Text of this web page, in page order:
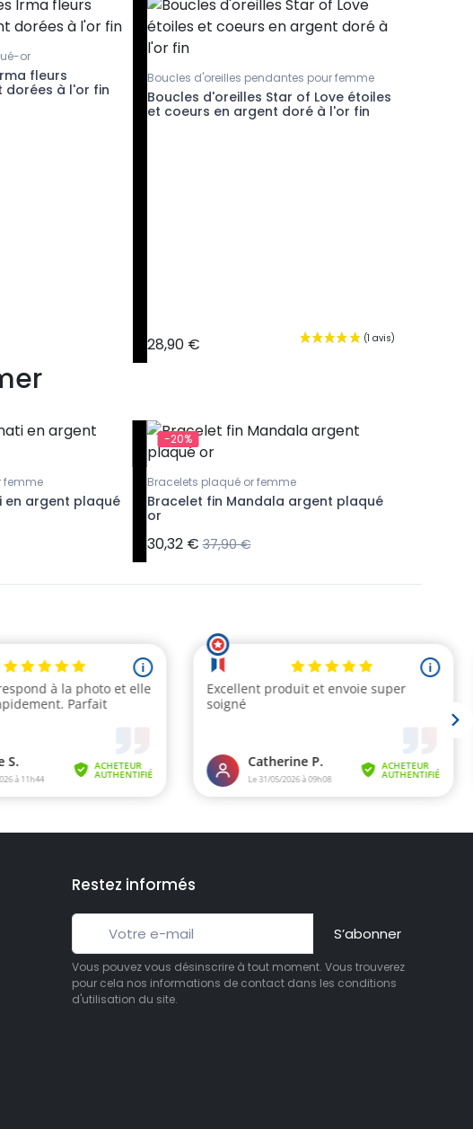
or
fleurs
dorées à l'or fin
Boucles d'oreilles pendantes pour femme
Boucles d'oreilles Star of Love étoiles
et coeurs en argent doré à l'or fin
28,90 €
femme
en argent plaqué
-20%
Bracelets plaqué or femme
Bracelet fin Mandala argent plaqué
or
30,32 € 37,90 €
Restez informés
S’abonner
Vous pouvez vous désinscrire à tout moment. Vous trouverez
pour cela nos informations de contact dans les conditions
d'utilisation du site.